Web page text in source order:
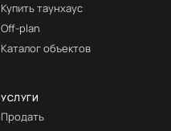
Купить таунхаус
Off-plan
Каталог объектов
УСЛУГИ
Продать